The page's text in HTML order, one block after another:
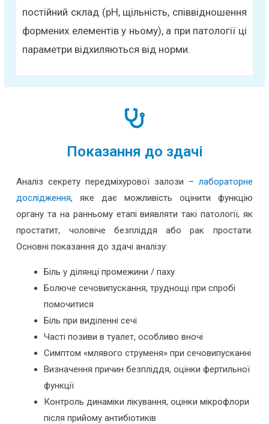
постійний склад (рН, щільність, співвідношення
формених елементів у ньому), а при патології ці
параметри відхиляються від норми.
Показання до здачі
Аналіз секрету передміхурової залози – лабораторне
дослідження, яке дає можливість оцінити функцію
органу та на ранньому етапі виявляти такі патології, як
простатит, чоловіче безпліддя або рак простати.
Основні показання до здачі аналізу:
Біль у ділянці промежини / паху
Болюче сечовипускання, труднощі при спробі
помочитися
Біль при виділенні сечі
Часті позиви в туалет, особливо вночі
Симптом «млявого струменя» при сечовипусканні
Визначення причин безпліддя, оцінки фертильної
функції
Контроль динаміки лікування, оцінки мікрофлори
після прийому антибіотиків